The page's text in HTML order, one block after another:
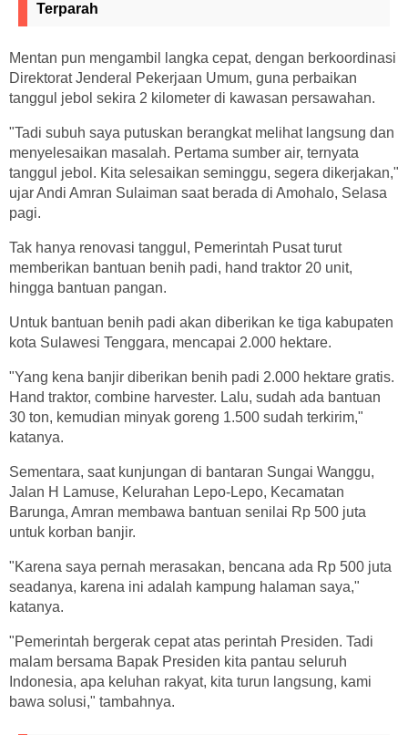
Terparah
Mentan pun mengambil langka cepat, dengan berkoordinasi
Direktorat Jenderal Pekerjaan Umum, guna perbaikan
tanggul jebol sekira 2 kilometer di kawasan persawahan.
"Tadi subuh saya putuskan berangkat melihat langsung dan
menyelesaikan masalah. Pertama sumber air, ternyata
tanggul jebol. Kita selesaikan seminggu, segera dikerjakan,"
ujar Andi Amran Sulaiman saat berada di Amohalo, Selasa
pagi.
Tak hanya renovasi tanggul, Pemerintah Pusat turut
memberikan bantuan benih padi, hand traktor 20 unit,
hingga bantuan pangan.
Untuk bantuan benih padi akan diberikan ke tiga kabupaten
kota Sulawesi Tenggara, mencapai 2.000 hektare.
"Yang kena banjir diberikan benih padi 2.000 hektare gratis.
Hand traktor, combine harvester. Lalu, sudah ada bantuan
30 ton, kemudian minyak goreng 1.500 sudah terkirim,"
katanya.
Sementara, saat kunjungan di bantaran Sungai Wanggu,
Jalan H Lamuse, Kelurahan Lepo-Lepo, Kecamatan
Barunga, Amran membawa bantuan senilai Rp 500 juta
untuk korban banjir.
"Karena saya pernah merasakan, bencana ada Rp 500 juta
seadanya, karena ini adalah kampung halaman saya,"
katanya.
"Pemerintah bergerak cepat atas perintah Presiden. Tadi
malam bersama Bapak Presiden kita pantau seluruh
Indonesia, apa keluhan rakyat, kita turun langsung, kami
bawa solusi," tambahnya.